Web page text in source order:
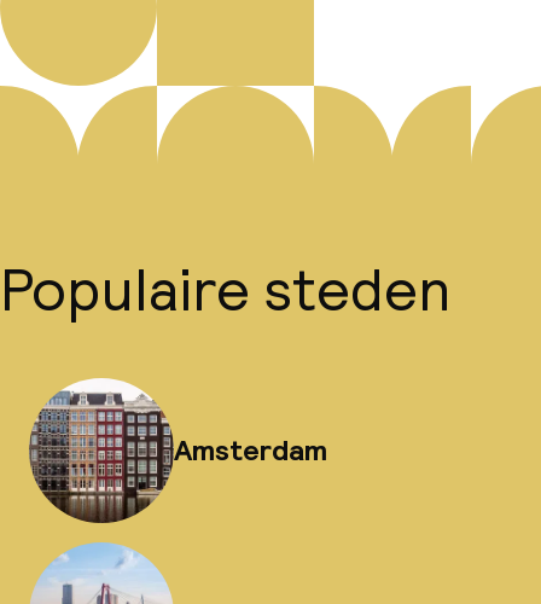
Populaire steden
Amsterdam